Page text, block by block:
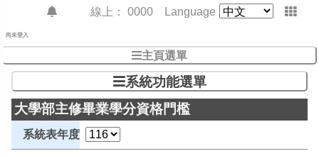
尚未登入
主頁選單
Language
線上： 0000
系統功能選單
大學部主修畢業學分資格門檻
系統表年度